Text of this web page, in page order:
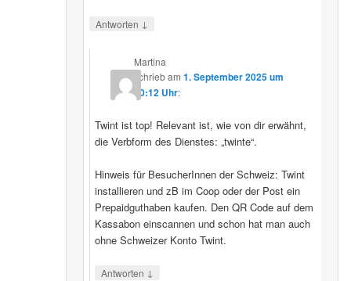
Antworten ↓
Martina
schriebam1. September 2025 um
20:12 Uhr:
Twint ist top! Relevant ist, wie von dir erwähnt,
die Verbform des Dienstes: „twinte“.
Hinweis für BesucherInnen der Schweiz: Twint
installieren und zB im Coop oder der Post ein
Prepaidguthaben kaufen. Den QR Code auf dem
Kassabon einscannen und schon hat man auch
ohne Schweizer Konto Twint.
Antworten ↓